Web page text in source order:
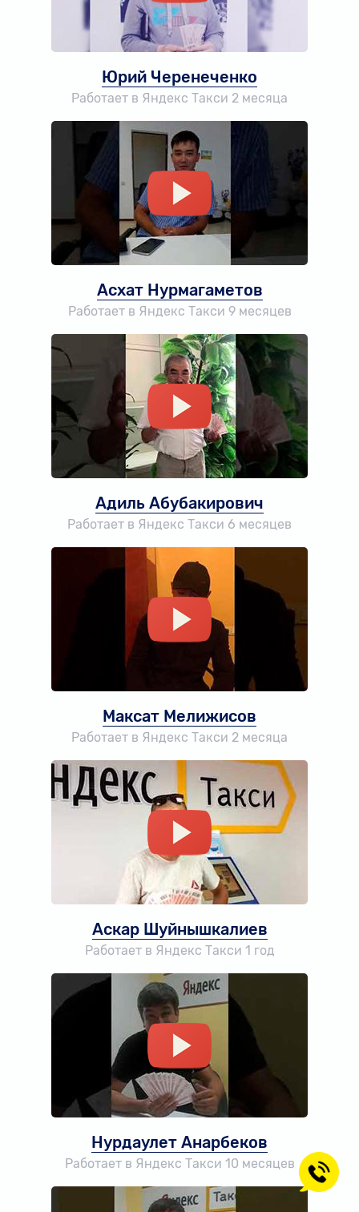
Юрий Черенеченко
Работает в Яндекс Такси 2 месяца
Асхат Нурмагаметов
Работает в Яндекс Такси 9 месяцев
Адиль Абубакирович
Работает в Яндекс Такси 6 месяцев
Максат Мелижисов
Работает в Яндекс Такси 2 месяца
Аскар Шуйнышкалиев
Работает в Яндекс Такси 1 год
Нурдаулет Анарбеков
Работает в Яндекс Такси 10 месяцев